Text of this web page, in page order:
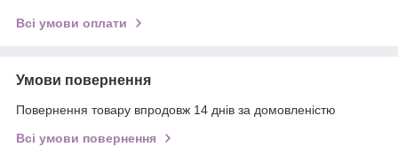
Всі умови оплати
Умови повернення
Повернення товару впродовж 14 днів за домовленістю
Всі умови повернення